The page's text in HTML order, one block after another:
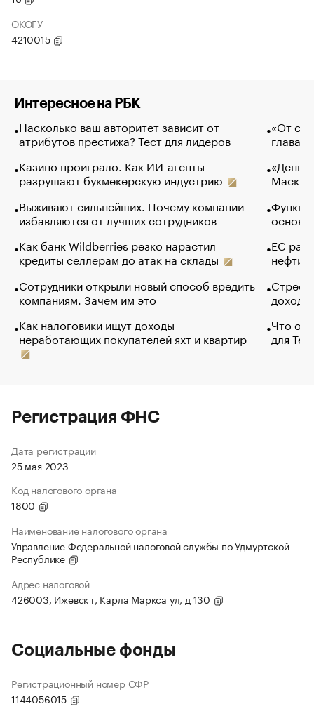
ОКОГУ
4210015
Интересное на РБК
Насколько ваш авторитет зависит от
атрибутов престижа? Тест для лидеров
Казино проиграло. Как ИИ-агенты
разрушают букмекерскую индустрию
Выживают сильнейших. Почему компании
избавляются от лучших сотрудников
Как банк Wildberries резко нарастил
кредиты селлерам до атак на склады
Сотрудники открыли новый способ вредить
компаниям. Зачем им это
Как налоговики ищут доходы
неработающих покупателей яхт и квартир
«От
глава
Маск в
основ
ЕС
нефти
Что
для
Регистрация ФНС
Дата регистрации
25 мая 2023
Код налогового органа
1800
Наименование налогового органа
Управление Федеральной налоговой службы по Удмуртской
Республике
Адрес налоговой
426003, Ижевск г, Карла Маркса ул, д 130
Социальные фонды
Регистрационный номер СФР
1144056015